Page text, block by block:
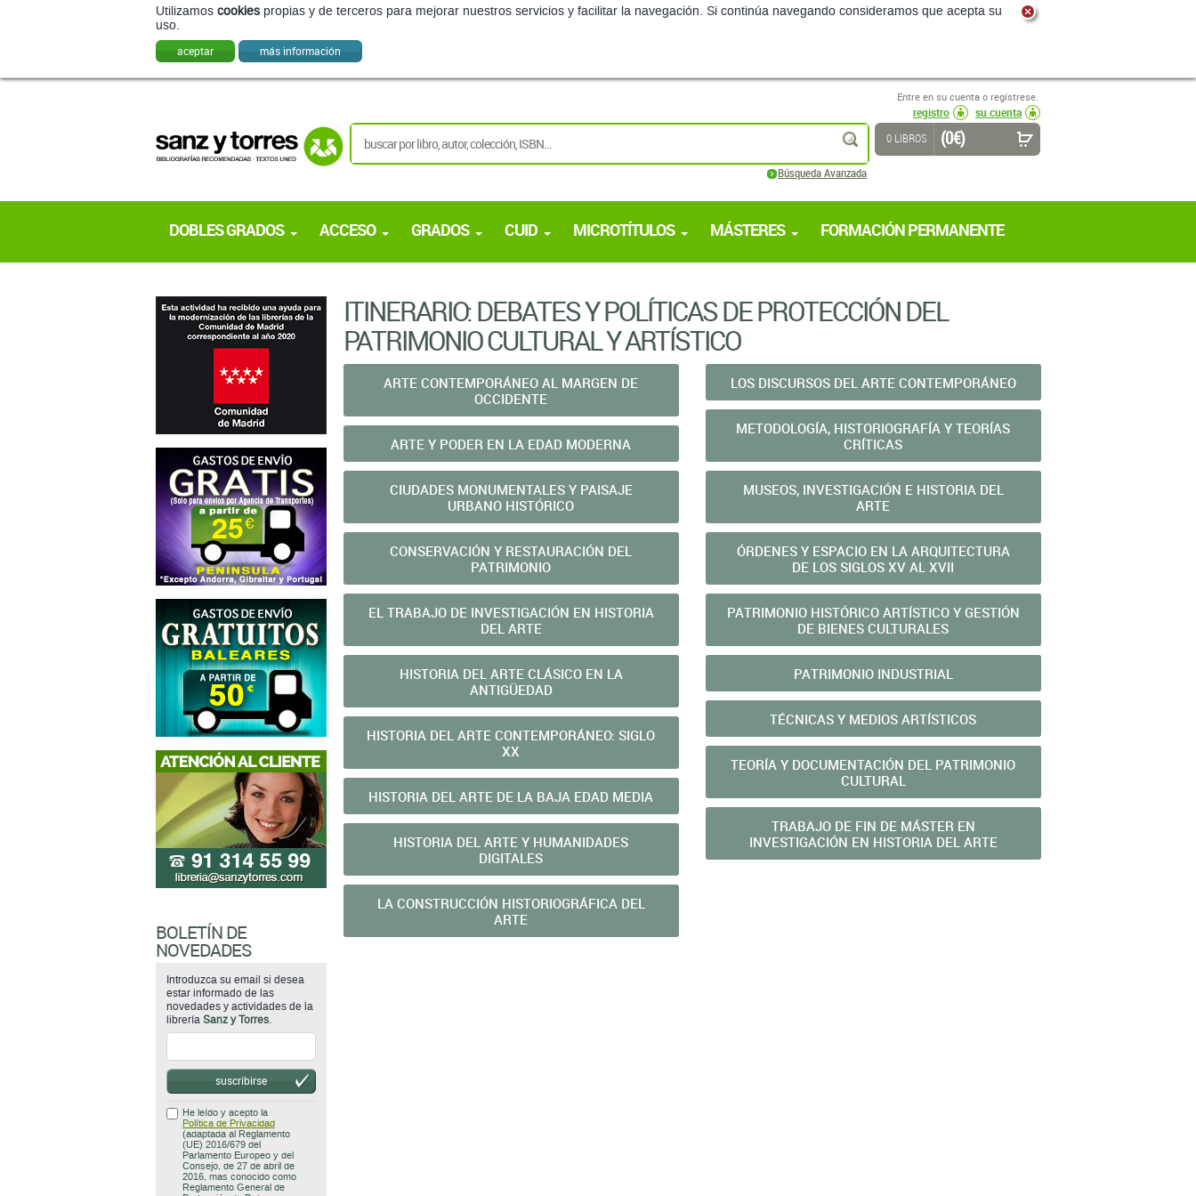
Utilizamos cookies propias y de terceros para mejorar nuestros servicios y facilitar la navegación. Si continúa navegando consideramos que acepta su
uso.
aceptar más información
Entre en su cuenta o regístrese.
registro
su cuenta
buscar
Búsqueda Avanzada
0 LIBROS (0 €)
DOBLES GRADOS ACCESO GRADOS CUID MICROTÍTULOS MÁSTERES FORMACIÓN PERMANENTE
ITINERARIO: DEBATES Y POLÍTICAS DE PROTECCIÓN DEL
PATRIMONIO CULTURAL Y ARTÍSTICO
ARTE CONTEMPORÁNEO AL MARGEN DE
OCCIDENTE
ARTE Y PODER EN LA EDAD MODERNA
CIUDADES MONUMENTALES Y PAISAJE
URBANO HISTÓRICO
CONSERVACIÓN Y RESTAURACIÓN DEL
PATRIMONIO
EL TRABAJO DE INVESTIGACIÓN EN HISTORIA
DEL ARTE
HISTORIA DEL ARTE CLÁSICO EN LA
ANTIGÜEDAD
HISTORIA DEL ARTE CONTEMPORÁNEO: SIGLO
XX
HISTORIA DEL ARTE DE LA BAJA EDAD MEDIA
HISTORIA DEL ARTE Y HUMANIDADES
DIGITALES
LA CONSTRUCCIÓN HISTORIOGRÁFICA DEL
ARTE
LOS DISCURSOS DEL ARTE CONTEMPORÁNEO
METODOLOGÍA, HISTORIOGRAFÍA Y TEORÍAS
CRÍTICAS
MUSEOS, INVESTIGACIÓN E HISTORIA DEL
ARTE
ÓRDENES Y ESPACIO EN LA ARQUITECTURA
DE LOS SIGLOS XV AL XVII
PATRIMONIO HISTÓRICO ARTÍSTICO Y GESTIÓN
DE BIENES CULTURALES
PATRIMONIO INDUSTRIAL
TÉCNICAS Y MEDIOS ARTÍSTICOS
TEORÍA Y DOCUMENTACIÓN DEL PATRIMONIO
CULTURAL
TRABAJO DE FIN DE MÁSTER EN
INVESTIGACIÓN EN HISTORIA DEL ARTE
BOLETÍN DE
NOVEDADES
Introduzca su email si desea
estar informado de las
novedades y actividades de la
librería Sanz y Torres.
suscribirse
He leído y acepto la
Política de Privacidad
(adaptada al Reglamento
(UE) 2016/679 del
Parlamento Europeo y del
Consejo, de 27 de abril de
2016, mas conocido como
Reglamento General de